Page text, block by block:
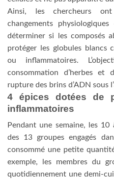
Ainsi, les chercheurs
changements
déterminer si les composés
protéger les globules blancs
ou inflammatoires.
consommation d’herbes et
rupture des brins d’ADN sous
4 épices dotées de
inflammatoires
Pendant une semaine, les
des 13 groupes engagés
consommé une petite
exemple, les membres du
quotidiennement une demi-